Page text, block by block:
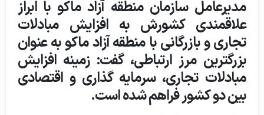
مدیرعامل سازمان منطقه آزاد ماکو با ابراز
علاقمندی کشورش به افزایش مبادلات
تجاری و بازرگانی با منطقه آزاد ماکو به عنوان
بزرگترین مرز ارتباطی، گفت: زمینه افزایش
مبادلات تجاری، سرمایه گذاری و اقتصادی
بین دو کشور فراهم شده است.